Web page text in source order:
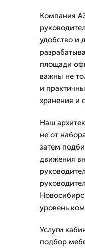
Компания
удобство и
площади
важны не
и
хранения и
Наш
не от
затем
движения
уровень
Услуги
подбор